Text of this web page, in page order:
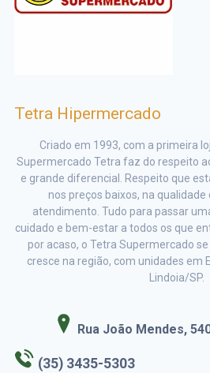
Tetra Hipermercado
Criado em 1993, com a primeira
Supermercado Tetra faz do respeito
e grande diferencial. Respeito que
nos preços baixos, na
atendimento. Tudo para passar
cuidado e bem-estar a todos os que
por acaso, o Tetra Supermercado
cresce na região, com unidades em
Lindoia/SP.
Rua João Mendes,
(35) 3435-5303